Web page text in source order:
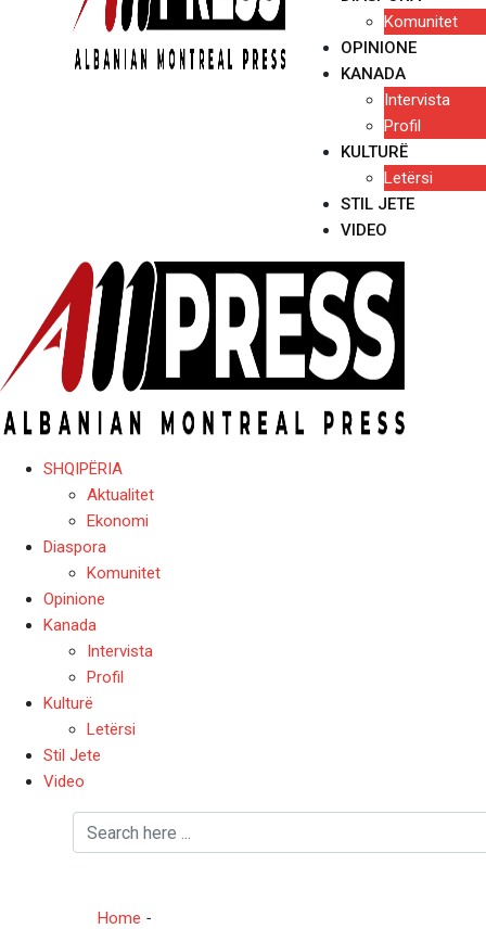
Komunitet
OPINIONE
KANADA
Intervista
Profil
KULTURË
Letërsi
STIL JETE
VIDEO
SHQIPËRIA
Aktualitet
Ekonomi
Diaspora
Komunitet
Opinione
Kanada
Intervista
Profil
Kulturë
Letërsi
Stil Jete
Video
Home -